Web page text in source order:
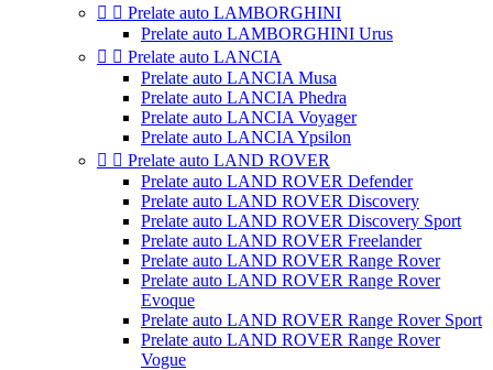
  Prelate auto LAMBORGHINI
Prelate auto LAMBORGHINI Urus
  Prelate auto LANCIA
Prelate auto LANCIA Musa
Prelate auto LANCIA Phedra
Prelate auto LANCIA Voyager
Prelate auto LANCIA Ypsilon
  Prelate auto LAND ROVER
Prelate auto LAND ROVER Defender
Prelate auto LAND ROVER Discovery
Prelate auto LAND ROVER Discovery Sport
Prelate auto LAND ROVER Freelander
Prelate auto LAND ROVER Range Rover
Prelate auto LAND ROVER Range Rover
Evoque
Prelate auto LAND ROVER Range Rover Sport
Prelate auto LAND ROVER Range Rover
Vogue